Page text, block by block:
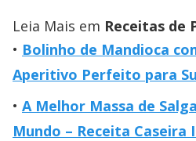
Leia Mais em Receitas de
Bolinho de Mandioca
Aperitivo Perfeito para
A Melhor Massa de
Mundo – Receita Caseira